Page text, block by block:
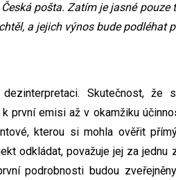
pošta. Zatím je jasné
a jejich výnos bude podléhat
Skutečnost, že
k první emisi až v okamžiku
kterou si mohla ověřit
odkládat, považuje jej za
podrobnosti budou